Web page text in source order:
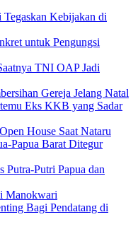
Kebijakan di
untuk Pengungsi
TNI OAP Jadi
Gereja Jelang Natal
Eks KKB yang Sadar
House Saat Nataru
Papua Barat Ditegur
Putri Papua dan
Manokwari
Bagi Pendatang di